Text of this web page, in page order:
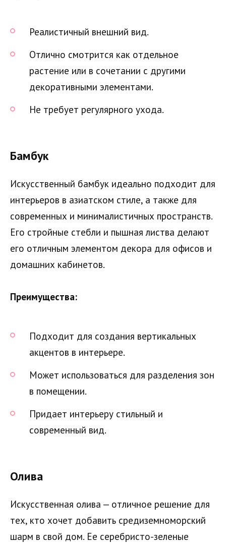
Реалистичный внешний вид.
Отлично смотрится как отдельное
растение или в сочетании с другими
декоративными элементами.
Не требует регулярного ухода.
Бамбук
Искусственный бамбук идеально подходит для
интерьеров в азиатском стиле, а также для
современных и минималистичных пространств.
Его стройные стебли и пышная листва делают
его отличным элементом декора для офисов и
домашних кабинетов.
Преимущества:
Подходит для создания вертикальных
акцентов в интерьере.
Может использоваться для разделения зон
в помещении.
Придает интерьеру стильный и
современный вид.
Олива
Искусственная олива — отличное решение для
тех, кто хочет добавить средиземноморский
шарм в свой дом. Ее серебристо-зеленые